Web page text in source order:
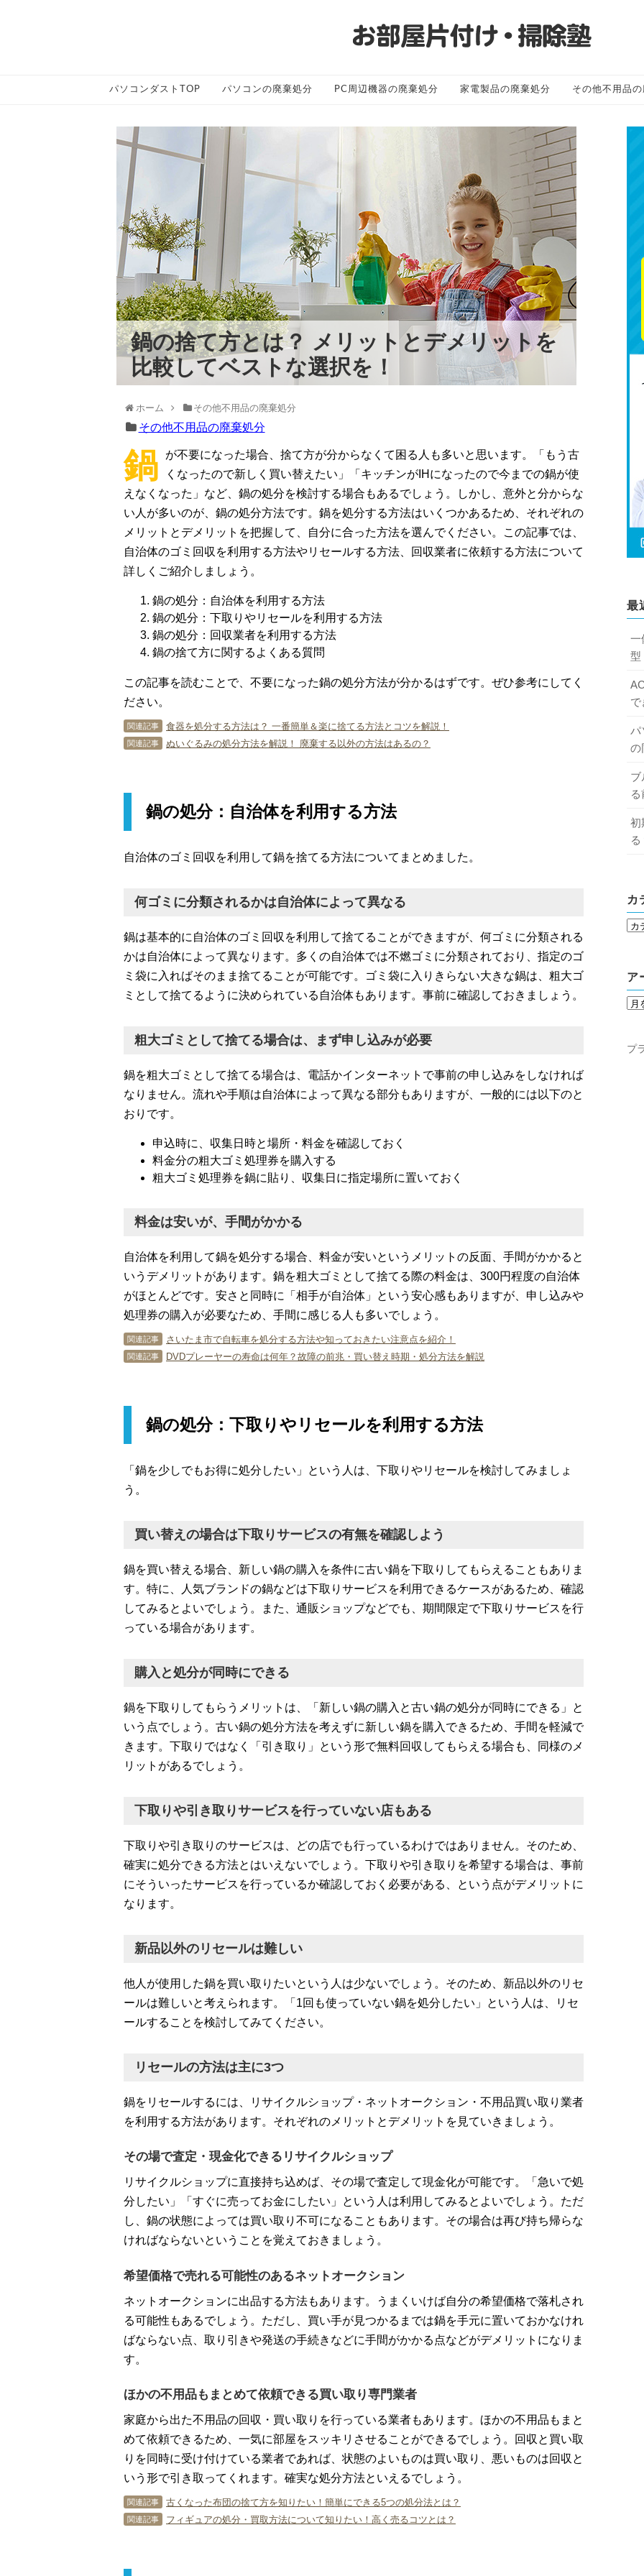
パソコンダストTOP パソコンの廃棄処分 PC周辺機器の廃棄処分 家電製品の廃棄処分 その他不用品
鍋の捨て方とは？ メリットとデメリットを
比較してベストな選択を！
ホーム その他不用品の廃棄処分
その他不用品の廃棄処分
鍋
が不要になった場合、捨て方が分からなくて困る人も多いと思います。「もう古
くなったので新しく買い替えたい」「キッチンがIHになったので今までの鍋が使
えなくなった」など、鍋の処分を検討する場合もあるでしょう。しかし、意外と分からな
い人が多いのが、鍋の処分方法です。鍋を処分する方法はいくつかあるため、それぞれの
メリットとデメリットを把握して、自分に合った方法を選んでください。この記事では、
自治体のゴミ回収を利用する方法やリセールする方法、回収業者に依頼する方法について
詳しくご紹介しましょう。
鍋の処分：自治体を利用する方法
鍋の処分：下取りやリセールを利用する方法
鍋の処分：回収業者を利用する方法
鍋の捨て方に関するよくある質問
この記事を読むことで、不要になった鍋の処分方法が分かるはずです。ぜひ参考にしてく
ださい。
関連記事 食器を処分する方法は？ 一番簡単＆楽に捨てる方法とコツを解説！
関連記事 ぬいぐるみの処分方法を解説！ 廃棄する以外の方法はあるの？
鍋の処分：自治体を利用する方法
自治体のゴミ回収を利用して鍋を捨てる方法についてまとめました。
何ゴミに分類されるかは自治体によって異なる
鍋は基本的に自治体のゴミ回収を利用して捨てることができますが、何ゴミに分類される
かは自治体によって異なります。多くの自治体では不燃ゴミに分類されており、指定のゴ
ミ袋に入ればそのまま捨てることが可能です。ゴミ袋に入りきらない大きな鍋は、粗大ゴ
ミとして捨てるように決められている自治体もあります。事前に確認しておきましょう。
粗大ゴミとして捨てる場合は、まず申し込みが必要
鍋を粗大ゴミとして捨てる場合は、電話かインターネットで事前の申し込みをしなければ
なりません。流れや手順は自治体によって異なる部分もありますが、一般的には以下のと
おりです。
申込時に、収集日時と場所・料金を確認しておく
料金分の粗大ゴミ処理券を購入する
粗大ゴミ処理券を鍋に貼り、収集日に指定場所に置いておく
料金は安いが、手間がかかる
自治体を利用して鍋を処分する場合、料金が安いというメリットの反面、手間がかかると
いうデメリットがあります。鍋を粗大ゴミとして捨てる際の料金は、300円程度の自治体
がほとんどです。安さと同時に「相手が自治体」という安心感もありますが、申し込みや
処理券の購入が必要なため、手間に感じる人も多いでしょう。
関連記事 さいたま市で自転車を処分する方法や知っておきたい注意点を紹介！
関連記事 DVDプレーヤーの寿命は何年？故障の前兆・買い替え時期・処分方法を解説
鍋の処分：下取りやリセールを利用する方法
「鍋を少しでもお得に処分したい」という人は、下取りやリセールを検討してみましょ
う。
買い替えの場合は下取りサービスの有無を確認しよう
鍋を買い替える場合、新しい鍋の購入を条件に古い鍋を下取りしてもらえることもありま
す。特に、人気ブランドの鍋などは下取りサービスを利用できるケースがあるため、確認
してみるとよいでしょう。また、通販ショップなどでも、期間限定で下取りサービスを行
っている場合があります。
購入と処分が同時にできる
鍋を下取りしてもらうメリットは、「新しい鍋の購入と古い鍋の処分が同時にできる」と
いう点でしょう。古い鍋の処分方法を考えずに新しい鍋を購入できるため、手間を軽減で
きます。下取りではなく「引き取り」という形で無料回収してもらえる場合も、同様のメ
リットがあるでしょう。
下取りや引き取りサービスを行っていない店もある
下取りや引き取りのサービスは、どの店でも行っているわけではありません。そのため、
確実に処分できる方法とはいえないでしょう。下取りや引き取りを希望する場合は、事前
にそういったサービスを行っているか確認しておく必要がある、という点がデメリットに
なります。
新品以外のリセールは難しい
他人が使用した鍋を買い取りたいという人は少ないでしょう。そのため、新品以外のリセ
ールは難しいと考えられます。「1回も使っていない鍋を処分したい」という人は、リセ
ールすることを検討してみてください。
リセールの方法は主に3つ
鍋をリセールするには、リサイクルショップ・ネットオークション・不用品買い取り業者
を利用する方法があります。それぞれのメリットとデメリットを見ていきましょう。
その場で査定・現金化できるリサイクルショップ
リサイクルショップに直接持ち込めば、その場で査定して現金化が可能です。「急いで処
分したい」「すぐに売ってお金にしたい」という人は利用してみるとよいでしょう。ただ
し、鍋の状態によっては買い取り不可になることもあります。その場合は再び持ち帰らな
ければならないということを覚えておきましょう。
希望価格で売れる可能性のあるネットオークション
ネットオークションに出品する方法もあります。うまくいけば自分の希望価格で落札され
る可能性もあるでしょう。ただし、買い手が見つかるまでは鍋を手元に置いておかなけれ
ばならない点、取り引きや発送の手続きなどに手間がかかる点などがデメリットになりま
す。
ほかの不用品もまとめて依頼できる買い取り専門業者
家庭から出た不用品の回収・買い取りを行っている業者もあります。ほかの不用品もまと
めて依頼できるため、一気に部屋をスッキリさせることができるでしょう。回収と買い取
りを同時に受け付けている業者であれば、状態のよいものは買い取り、悪いものは回収と
いう形で引き取ってくれます。確実な処分方法といえるでしょう。
関連記事 古くなった布団の捨て方を知りたい！簡単にできる5つの処分法とは？
関連記事 フィギュアの処分・買取方法について知りたい！高く売るコツとは？
最
一
型
で
パ
の
ブ
初
カ
ア
プ